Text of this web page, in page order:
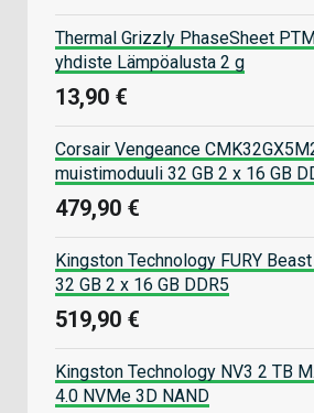
Thermal Grizzly PhaseSheet
yhdiste Lämpöalusta 2 g
13,90 €
Corsair Vengeance
muistimoduuli 32 GB 2 x 16 GB
479,90 €
Kingston Technology FURY
32 GB 2 x 16 GB DDR5
519,90 €
Kingston Technology NV3 2 TB
4.0 NVMe 3D NAND